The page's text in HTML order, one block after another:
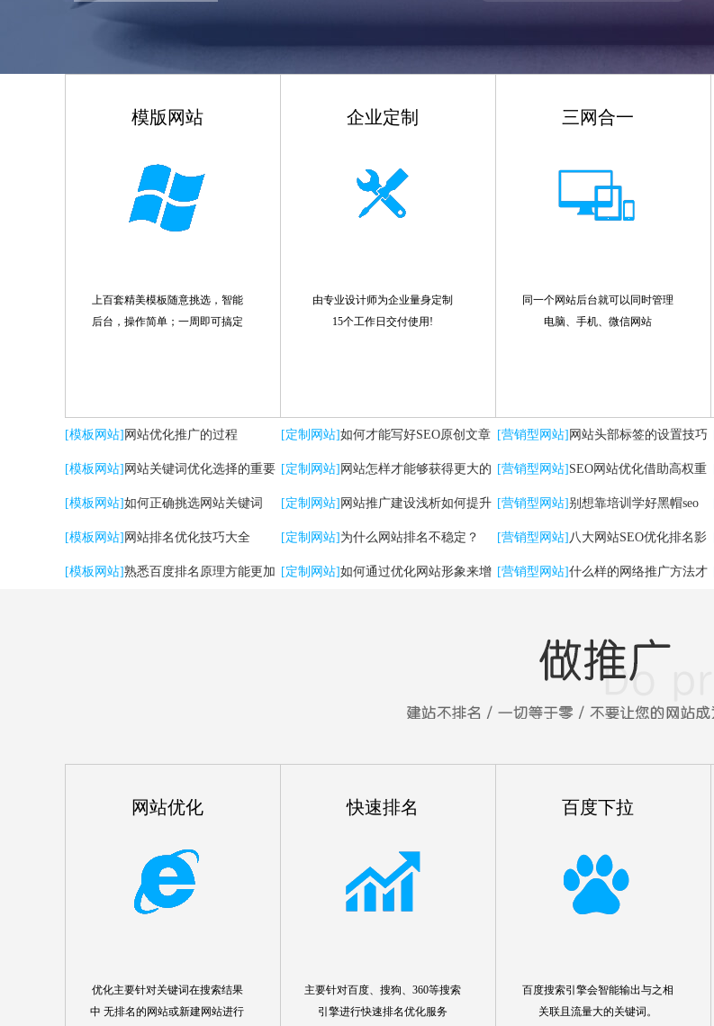
模版网站
上百套精美模板随意挑选，智能
后台，操作简单；一周即可搞定
企业定制
由专业设计师为企业量身定制
15个工作日交付使用!
三网合一
同一个网站后台就可以同时管理
电脑、手机、微信网站
[模板网站] 网站优化推广的过程
[模板网站] 网站关键词优化选择的重要
性
[模板网站]如何正确挑选网站关键词
[模板网站] 网站排名优化技巧大全
[模板网站]熟悉百度排名原理方能更加
[定制网站]如何才能写好SEO原创文章
[定制网站] 网站怎样才能够获得更大的
流量？
[定制网站] 网站推广建设浅析如何提升
用户体验
[定制网站] 为什么网站排名不稳定？
[定制网站]如何通过优化网站形象来增
[营销型网站] 网站头部标签的设置技巧
及优化方法
[营销型网站] SEO网站优化借助高权重
自媒体平台实现快速排名
[营销型网站]别想靠培训学好黑帽seo
[营销型网站] 八大网站SEO优化排名影
响因素
[营销型网站]什么样的网络推广方法才
网站优化
优化主要针对关键词在搜索结果
中 无排名的网站或新建网站进行
快速排名
主要针对百度、搜狗、360等搜索
引擎进行快速排名优化服务
百度下拉
百度搜索引擎会智能输出与之相
关联且流量大的关键词。